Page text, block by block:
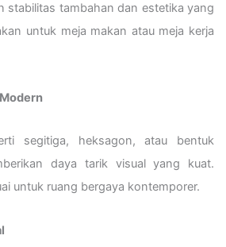
stabilitas tambahan dan estetika yang
untuk meja makan atau meja kerja
segitiga, heksagon, atau bentuk
daya tarik visual yang kuat.
untuk ruang bergaya kontemporer.